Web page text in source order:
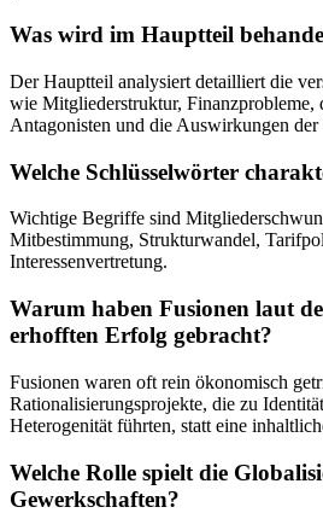
Was wird im Hauptteil
Der Hauptteil analysiert detailliert die
wie Mitgliederstruktur, Finanzprobleme,
Antagonisten und die Auswirkungen
Welche Schlüsselwörter
Wichtige Begriffe sind
Mitbestimmung, Strukturwandel,
Interessenvertretung.
Warum haben Fusionen laut
erhofften Erfolg gebracht?
Fusionen waren oft rein ökonomisch
Rationalisierungsprojekte, die zu
Heterogenität führten, statt eine
Welche Rolle spielt die
Gewerkschaften?